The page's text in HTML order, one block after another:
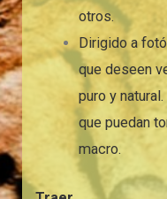
otros.
Dirigido a
que deseen
puro y
que puedan
macro.